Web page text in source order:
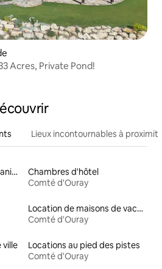
Acres, Private Pond!
Lieux incontournables à
Locations adaptées aux animaux
Chambres d'hôtel
Comté d'Ouray
Location de maisons de vacances
Comté d'Ouray
ville
Locations au pied des pistes
Comté d'Ouray